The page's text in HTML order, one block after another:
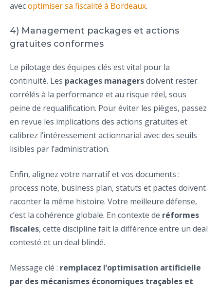
avecoptimiser sa fiscalité à Bordeaux.
4) Management packages et actions
gratuites conformes
Le pilotage des équipes clés est vital pour la
continuité. Les packages managersdoivent rester
corrélés à la performance et au risque réel, sous
peine de requalification. Pour éviter les pièges, passez
en revue les implications des actions gratuites et
calibrez l’intéressement actionnarial avec des seuils
lisibles par l’administration.
Enfin, alignez votre narratif et vos documents :
process note, business plan, statuts et pactes doivent
raconter la même histoire. Votre meilleure défense,
c’est la cohérence globale. En contexte de réformes
fiscales, cette discipline fait la différence entre un deal
contesté et un deal blindé.
Message clé : remplacez l’optimisation artificielle
par des mécanismes économiques traçables et